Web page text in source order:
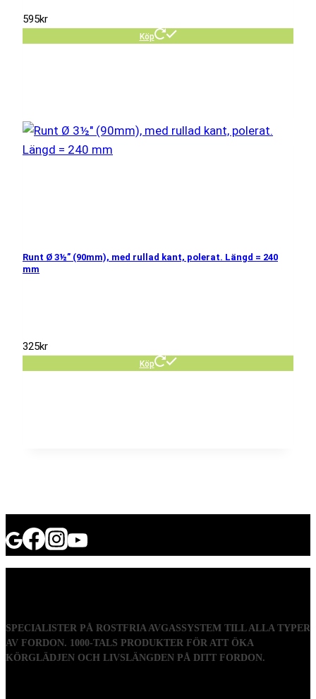
595kr
Köp
Runt Ø 3½” (90mm), med rullad kant, polerat. Längd = 240
mm
325kr
Köp
SPECIALISTER PÅ ROSTFRIA AVGASSYSTEM TILL ALLA TYPER
AV FORDON. 1000-TALS PRODUKTER FÖR ATT ÖKA
KÖRGLÄDJEN OCH LIVSLÄNGDEN PÅ DITT FORDON.